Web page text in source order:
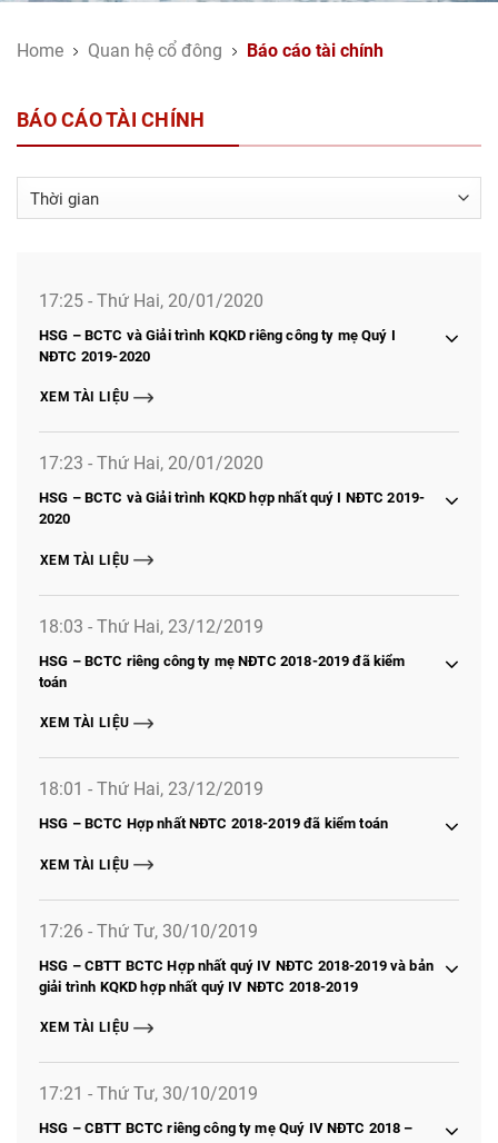
Home Quan hệ cổ đông Báo cáo tài chính
BÁO CÁO TÀI CHÍNH
17:25 - Thứ Hai, 20/01/2020
HSG – BCTC và Giải trình KQKD riêng công ty mẹ Quý I
NĐTC 2019-2020
XEM TÀI LIỆU
17:23 - Thứ Hai, 20/01/2020
HSG – BCTC và Giải trình KQKD hợp nhất quý I NĐTC 2019-
2020
XEM TÀI LIỆU
18:03 - Thứ Hai, 23/12/2019
HSG – BCTC riêng công ty mẹ NĐTC 2018-2019 đã kiểm
toán
XEM TÀI LIỆU
18:01 - Thứ Hai, 23/12/2019
HSG – BCTC Hợp nhất NĐTC 2018-2019 đã kiểm toán
XEM TÀI LIỆU
17:26 - Thứ Tư, 30/10/2019
HSG – CBTT BCTC Hợp nhất quý IV NĐTC 2018-2019 và bản
giải trình KQKD hợp nhất quý IV NĐTC 2018-2019
XEM TÀI LIỆU
17:21 - Thứ Tư, 30/10/2019
HSG – CBTT BCTC riêng công ty mẹ Quý IV NĐTC 2018 –